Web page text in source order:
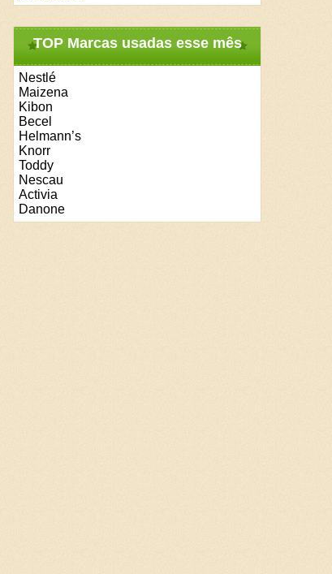
TOP Marcas usadas esse mês
Nestlé
Maizena
Kibon
Becel
Helmann’s
Knorr
Toddy
Nescau
Activia
Danone